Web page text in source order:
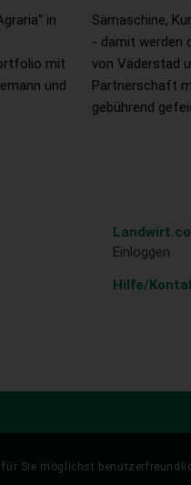
in
mit
und
Sämaschine,
- damit werden
von Väderstad
Partnerschaft
gebührend
Einloggen
Hilfe/
für Sie möglichst